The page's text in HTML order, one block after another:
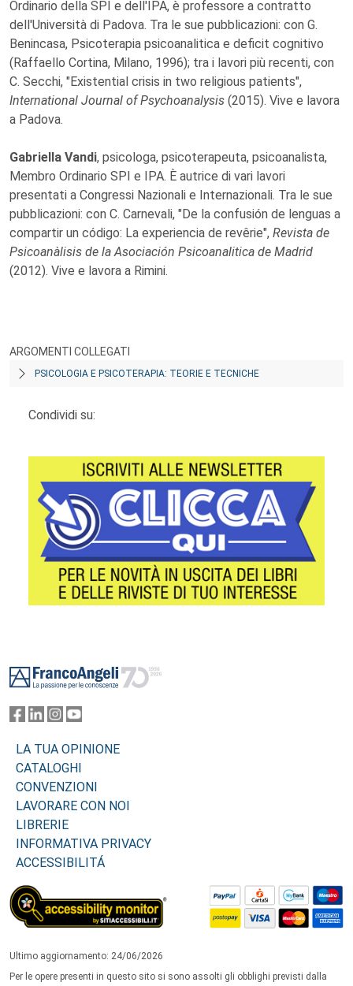
Ordinario della SPI e dell'IPA, è professore a contratto
dell'Università di Padova. Tra le sue pubblicazioni: con G.
Benincasa, Psicoterapia psicoanalitica e deficit cognitivo
(Raffaello Cortina, Milano, 1996); tra i lavori più recenti, con
C. Secchi, "Existential crisis in two religious patients",
International Journal of Psychoanalysis (2015). Vive e lavora
a Padova.
Gabriella Vandi, psicologa, psicoterapeuta, psicoanalista,
Membro Ordinario SPI e IPA. È autrice di vari lavori
presentati a Congressi Nazionali e Internazionali. Tra le sue
pubblicazioni: con C. Carnevali, "De la confusión de lenguas a
compartir un código: La experiencia de revêrie", Revista de
Psicoanàlisis de la Asociación Psicoanalitica de Madrid
(2012). Vive e lavora a Rimini.
ARGOMENTI COLLEGATI
PSICOLOGIA E PSICOTERAPIA: TEORIE E TECNICHE
Condividi su:
LA TUA OPINIONE
CATALOGHI
CONVENZIONI
LAVORARE CON NOI
LIBRERIE
INFORMATIVA PRIVACY
ACCESSIBILITÁ
Ultimo aggiornamento: 24/06/2026
Per le opere presenti in questo sito si sono assolti gli obblighi previsti dalla